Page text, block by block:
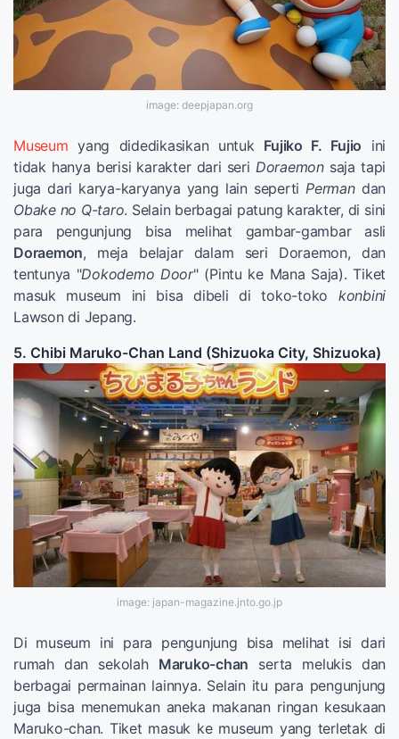
image: deepjapan.org
Museum yang didedikasikan untuk Fujiko F. Fujio ini
tidak hanya berisi karakter dari seri Doraemonsaja tapi
juga dari karya-karyanya yang lain sepertiPermandan
Obake no Q-taro. Selain berbagai patung karakter, di sini
para pengunjung bisa melihat gambar-gambar asli
Doraemon, meja belajar dalam seri Doraemon, dan
tentunya "Dokodemo Door" (Pintu ke Mana Saja). Tiket
masuk museum ini bisa dibeli di toko-toko konbini
Lawson di Jepang.
5. Chibi Maruko-Chan Land (Shizuoka City, Shizuoka)
image: japan-magazine.jnto.go.jp
Di museum ini para pengunjung bisa melihat isi dari
rumah dan sekolah Maruko-chan serta melukis dan
berbagai permainan lainnya. Selain itu para pengunjung
juga bisa menemukan aneka makanan ringan kesukaan
Maruko-chan. Tiket masuk ke museum yang terletak di